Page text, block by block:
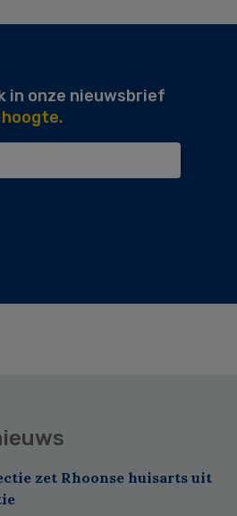
in onze nieuwsbrief
zet Rhoonse huisarts uit